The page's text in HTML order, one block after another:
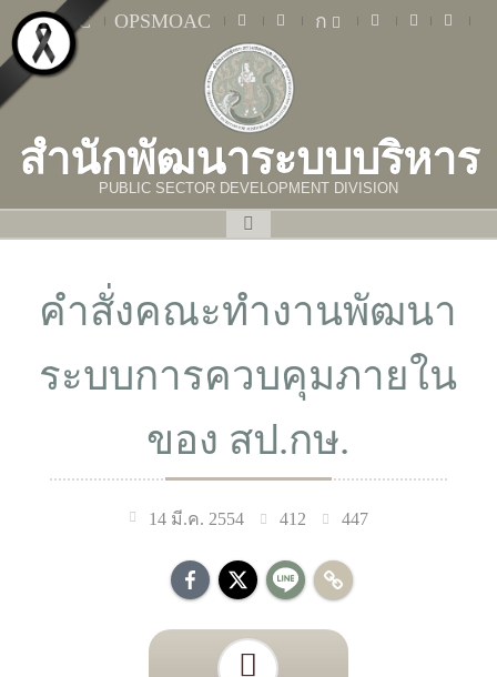
MOAC OPSMOAC ก
สำนักพัฒนาระบบบริหาร
PUBLIC SECTOR DEVELOPMENT DIVISION
คำสั่งคณะทำงานพัฒนา
ระบบการควบคุมภายใน
ของ สป.กษ.
14 มี.ค. 2554 412 447